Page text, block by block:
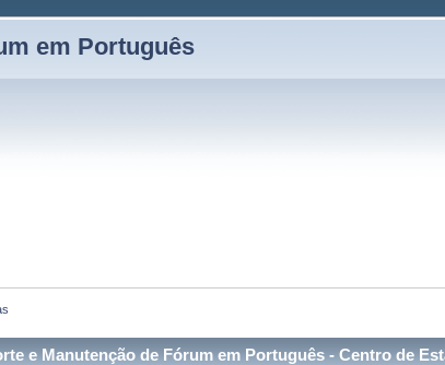
em Português
e Manutenção de Fórum em Português - Centro de